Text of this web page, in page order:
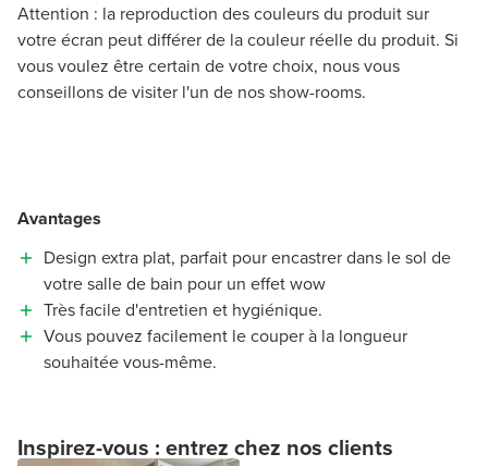
Attention : la reproduction des couleurs du produit sur
votre écran peut différer de la couleur réelle du produit. Si
vous voulez être certain de votre choix, nous vous
conseillons de visiter l'un de nos show-rooms.
Avantages
Design extra plat, parfait pour encastrer dans le sol de
votre salle de bain pour un effet wow
Très facile d'entretien et hygiénique.
Vous pouvez facilement le couper à la longueur
souhaitée vous-même.
Inspirez-vous : entrez chez nos clients